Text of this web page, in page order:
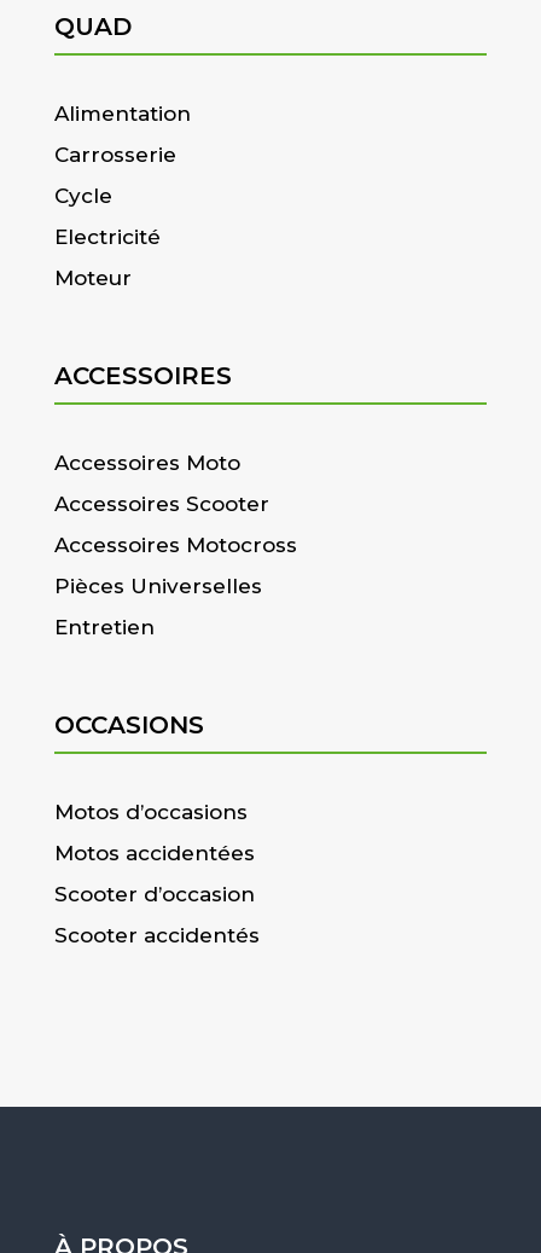
QUAD
Alimentation
Carrosserie
Cycle
Electricité
Moteur
ACCESSOIRES
Accessoires Moto
Accessoires Scooter
Accessoires Motocross
Pièces Universelles
Entretien
OCCASIONS
Motos d’occasions
Motos accidentées
Scooter d’occasion
Scooter accidentés